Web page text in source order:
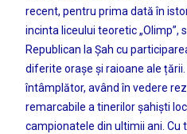
recent, pentru prima dată în
incinta liceului teoretic „Olimp”,
Republican la Șah cu
diferite orașe și raioane ale
întâmplător, având în vedere
remarcabile a tinerilor șahiști
campionatele din ultimii ani.